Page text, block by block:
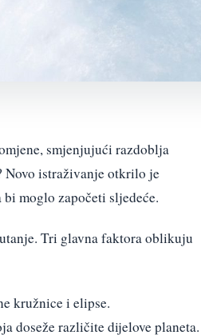
smjenjujući razdoblja
Novo istraživanje otkrilo je
moglo započeti sljedeće.
Tri glavna faktora oblikuju
kružnice i elipse.
doseže različite dijelove planeta.